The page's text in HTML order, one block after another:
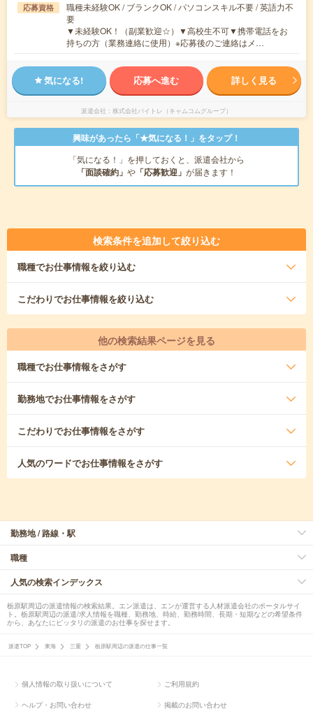
応募資格
職種未経験OK / ブランクOK / パソコンスキル不要 / 英語力不
要
▼未経験OK！（副業歓迎☆）▼高校生不可▼携帯電話をお
持ちの方（業務連絡に使用）※応募後のご連絡はメ…
気になる! 応募へ進む 詳しく見る
派遣会社 株式会社バイトレ（キャムコムグループ）
興味があったら「★気になる！」をタップ！
「気になる！」を押しておくと、派遣会社から
「面談確約」 や 「応募歓迎」 が届きます！
検索条件を追加して絞り込む
職種でお仕事情報を絞り込む
こだわりでお仕事情報を絞り込む
他の検索結果ページを見る
職種でお仕事情報をさがす
勤務地でお仕事情報をさがす
こだわりでお仕事情報をさがす
人気のワードでお仕事情報をさがす
勤務地 / 路線・駅
職種
人気の検索インデックス
栃原駅周辺の派遣情報の検索結果。エン派遣は、エンが運営する人材派遣会社のポータルサイ
ト。栃原駅周辺の派遣/求人情報を職種、勤務地、時給、勤務時間、長期・短期などの希望条件
から、あなたにピッタリの派遣のお仕事を探せます。
派遣TOP 東海 三重 栃原駅周辺の派遣の仕事一覧
個人情報の取り扱いについて ご利用規約
ヘルプ・お問い合わせ 掲載のお問い合わせ